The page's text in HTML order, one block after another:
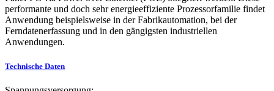
performante und doch sehr energieeffiziente Prozessorfamilie findet
Anwendung beispielsweise in der Fabrikautomation, bei der
Ferndatenerfassung und in den gängigsten industriellen
Anwendungen.
Technische Daten